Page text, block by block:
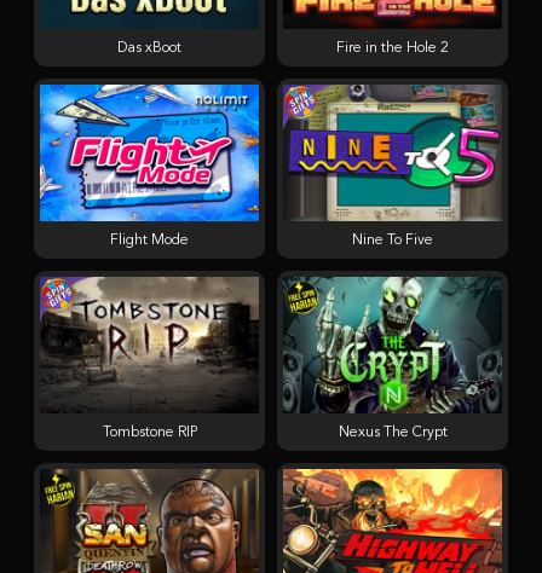
Nexus The Crypt
Tombstone RIP
Fire in the Hole 2
Das xBoot
Nine To Five
Flight Mode